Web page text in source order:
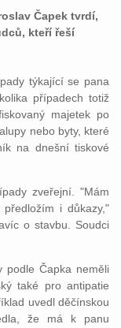
Čapek tvrdí,
kteří řeší
týkající se pana
případech totiž
majetek po
nebo byty, které
na dnešní tiskové
zveřejní. "Mám
i důkazy,"
o stavbu. Soudci
podle Čapka neměli
také pro antipatie
uvedl děčínskou
že má k panu